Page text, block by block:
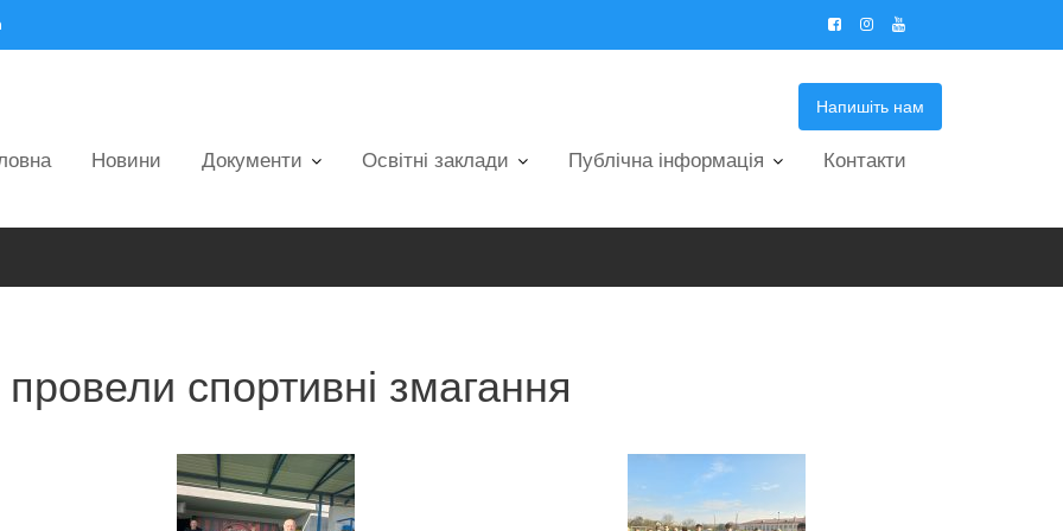
Напишіть нам
Новини Документи Освітні заклади Публічна інформація Контакти
спортивні змагання